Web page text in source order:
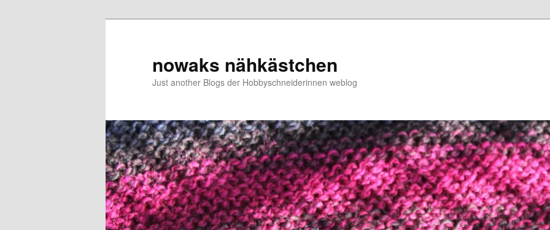
nowaks nähkästchen
Just another Blogs der Hobbyschneiderinnen weblog